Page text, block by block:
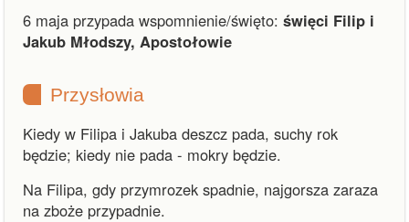
6 maja przypada wspomnienie/święto: święci Filip i
Jakub Młodszy, Apostołowie
Przysłowia
Kiedy w Filipa i Jakuba deszcz pada, suchy rok
będzie; kiedy nie pada - mokry będzie.
Na Filipa, gdy przymrozek spadnie, najgorsza zaraza
na zboże przypadnie.